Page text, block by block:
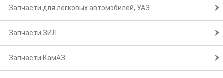
Запчасти для легковых автомобилей, УАЗ
Запчасти ЗИЛ
Запчасти КамАЗ